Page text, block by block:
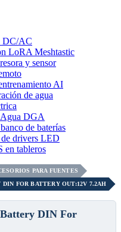
DC/AC
LoRA Meshtastic
y sensor
AI
de agua
DGA
de baterías
de drivers LED
en tableros
PARA FUENTES
FOR BATTERY OUT:12V 7.2AH
DIN For